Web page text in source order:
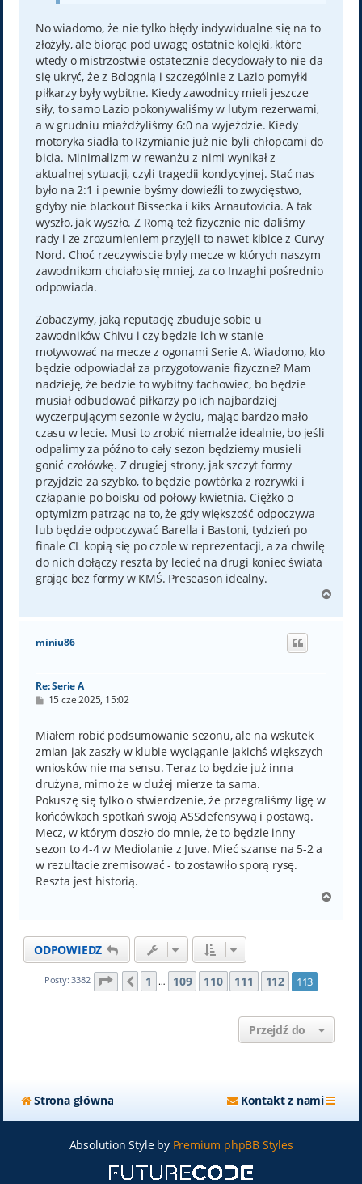
No wiadomo, że nie tylko błędy indywidualne się na to
złożyły, ale biorąc pod uwagę ostatnie kolejki, które
wtedy o mistrzostwie ostatecznie decydowały to nie da
się ukryć, że z Bolognią i szczególnie z Lazio pomyłki
piłkarzy były wybitne. Kiedy zawodnicy mieli jeszcze
siły, to samo Lazio pokonywaliśmy w lutym rezerwami,
a w grudniu miażdżyliśmy 6:0 na wyjeździe. Kiedy
motoryka siadła to Rzymianie już nie byli chłopcami do
bicia. Minimalizm w rewanżu z nimi wynikał z
aktualnej sytuacji, czyli tragedii kondycyjnej. Stać nas
było na 2:1 i pewnie byśmy dowieźli to zwycięstwo,
gdyby nie blackout Bissecka i kiks Arnautovicia. A tak
wyszło, jak wyszło. Z Romą też fizycznie nie daliśmy
rady i ze zrozumieniem przyjęli to nawet kibice z Curvy
Nord. Choć rzeczywiscie byly mecze w których naszym
zawodnikom chciało się mniej, za co Inzaghi pośrednio
odpowiada.
Zobaczymy, jaką reputację zbuduje sobie u
zawodników Chivu i czy będzie ich w stanie
motywować na mecze z ogonami Serie A. Wiadomo, kto
będzie odpowiadał za przygotowanie fizyczne? Mam
nadzieję, że bedzie to wybitny fachowiec, bo będzie
musiał odbudować piłkarzy po ich najbardziej
wyczerpującym sezonie w życiu, mając bardzo mało
czasu w lecie. Musi to zrobić niemalże idealnie, bo jeśli
odpalimy za późno to cały sezon będziemy musieli
gonić czołówkę. Z drugiej strony, jak szczyt formy
przyjdzie za szybko, to będzie powtórka z rozrywki i
człapanie po boisku od połowy kwietnia. Ciężko o
optymizm patrząc na to, że gdy większość odpoczywa
lub będzie odpoczywać Barella i Bastoni, tydzień po
finale CL kopią się po czole w reprezentacji, a za chwilę
do nich dołączy reszta by lecieć na drugi koniec świata
grając bez formy w KMŚ. Preseason idealny.
g
miniu86
Re: Serie A
P
t
15 cze 2025, 15:02
Miałem robić podsumowanie sezonu, ale na wskutek
zmian jak zaszły w klubie wyciąganie jakichś większych
wniosków nie ma sensu. Teraz to będzie już inna
drużyna, mimo że w dużej mierze ta sama.
Pokuszę się tylko o stwierdzenie, że przegraliśmy ligę w
końcówkach spotkań swoją ASSdefensywą i postawą.
Mecz, w którym doszło do mnie, że to będzie inny
sezon to 4-4 w Mediolanie z Juve. Mieć szanse na 5-2 a
w rezultacie zremisować - to zostawiło sporą rysę.
Reszta jest historią.
ODPOWIEDZ
Posty: 3382 Strona 113 z113
Poprzednia
1 … 109 110 111 112 113
Przejdź do
Strona główna Kontakt z nami
Absolution Style by Premium phpBB Styles